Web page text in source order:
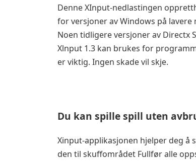
Denne XInput-nedlastingen
for versjoner av Windows på
Noen tidligere versjoner av Directx
Xlnput 1.3 kan brukes for
er viktig. Ingen skade vil skje.
Du kan spille spill uten
Xinput-applikasjonen hjelper deg å
den til skuffområdet Fullfør alle